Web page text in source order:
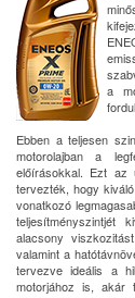
a
Ebben a teljesen
motorolajban a
előírásokkal. Ezt az
tervezték, hogy
vonatkozó
teljesítményszintjét
alacsony
valamint a
tervezve ideális a
motorjához is, akár